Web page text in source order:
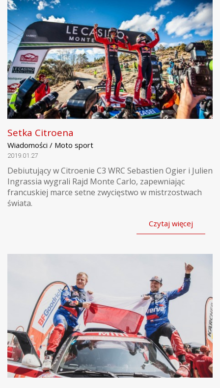
Setka Citroena
Wiadomości / Moto sport
2019.01.27
Debiutujący w Citroenie C3 WRC Sebastien Ogier i Julien
Ingrassia wygrali Rajd Monte Carlo, zapewniając
francuskiej marce setne zwycięstwo w mistrzostwach
świata.
Czytaj więcej